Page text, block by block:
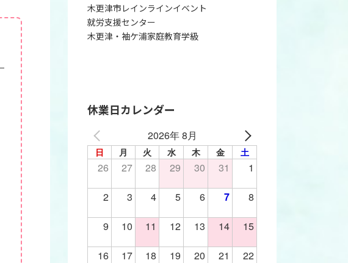
木更津市レインラインイベント
就労支援センター
木更津・袖ケ浦家庭教育学級
休業日カレンダー
2026年 8月
日 月 火 水 木 金 土
26 27 28 29 30 31 1
2 3 4 5 6 7 8
9 10 11 12 13 14 15
16 17 18 19 20 21 22